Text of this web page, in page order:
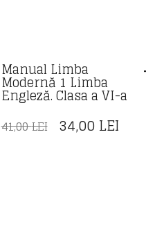
Manual Limba
Modernă 1 Limba
Engleză. Clasa a VI-a
41,00LEI PREȚUL
34,00 LEI